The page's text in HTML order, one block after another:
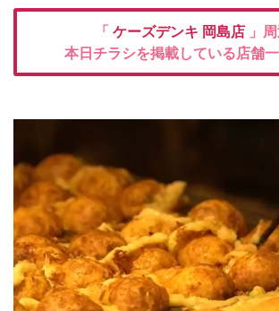
「 ケーズデンキ 岡島店 」
本日チラシを掲載している店舗